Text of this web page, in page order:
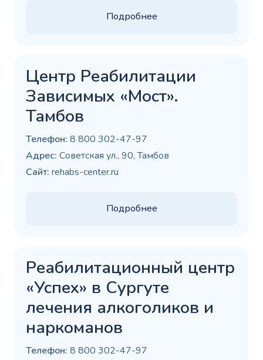
Подробнее
Центр Реабилитации
Зависимых «Мост».
Тамбов
Телефон: 8 800 302-47-97
Адрес: Советская ул., 90, Тамбов
Сайт: rehabs-center.ru
Подробнее
Реабилитационный центр
«Успех» в Сургуте
лечения алкоголиков и
наркоманов
Телефон: 8 800 302-47-97